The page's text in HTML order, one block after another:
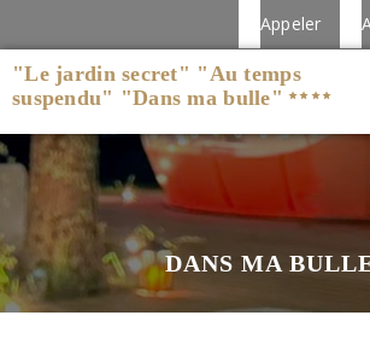
Appeler
"Le jardin secret" "Au temps
suspendu" "Dans ma bulle"
DANS MA